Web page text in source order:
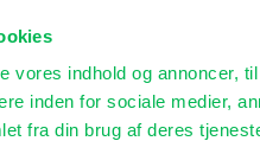
vores indhold og annoncer,
inden for sociale medier,
fra din brug af deres